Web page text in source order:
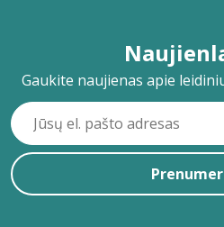
Gaukite naujienas apie